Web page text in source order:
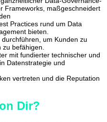
Frameworks, maßgeschneidert
Practices rund um Data
bieten.
um Kunden zu
befähigen.
mit fundierter technischer und
Datenstrategie und
vertreten und die Reputation
Dir?